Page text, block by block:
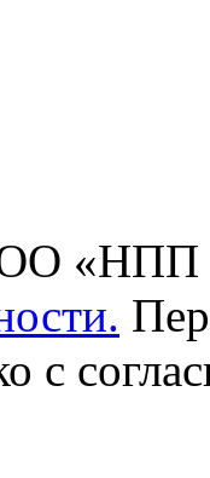
«НПП
с